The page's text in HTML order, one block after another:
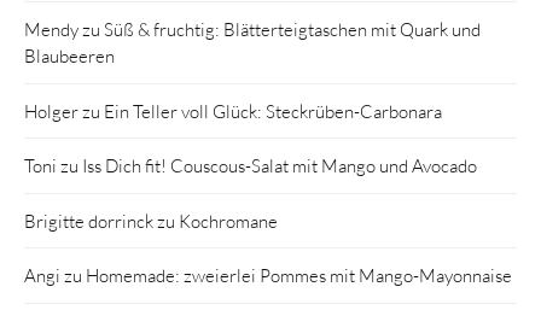
Mendyzu Süß & fruchtig: Blätterteigtaschen mit Quark und
Blaubeeren
Holgerzu Ein Teller voll Glück: Steckrüben-Carbonara
Toni zu Iss Dich fit! Couscous-Salat mit Mango und Avocado
Brigitte dorrinckzu Kochromane
Angi zu Homemade: zweierlei Pommes mit Mango-Mayonnaise